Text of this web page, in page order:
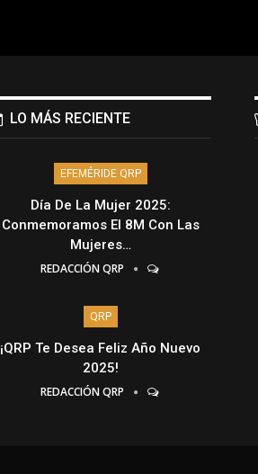
LO MÁS RECIENTE
EFEMÉRIDE QRP
Día De La Mujer 2025:
Conmemoramos El 8M Con Las
Mujeres…
REDACCIÓN QRP
QRP
¡QRP Te Desea Feliz Año Nuevo
2025!
REDACCIÓN QRP